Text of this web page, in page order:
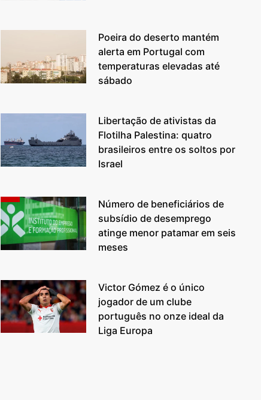
Poeira do deserto mantém
alerta em Portugal com
temperaturas elevadas até
sábado
Libertação de ativistas da
Flotilha Palestina: quatro
brasileiros entre os soltos por
Israel
Número de beneficiários de
subsídio de desemprego
atinge menor patamar em seis
meses
Victor Gómez é o único
jogador de um clube
português no onze ideal da
Liga Europa